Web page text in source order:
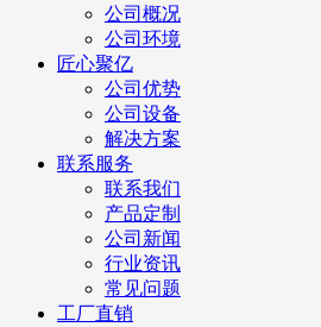
公司概况
公司环境
匠心聚亿
公司优势
公司设备
解决方案
联系服务
联系我们
产品定制
公司新闻
行业资讯
常见问题
工厂直销